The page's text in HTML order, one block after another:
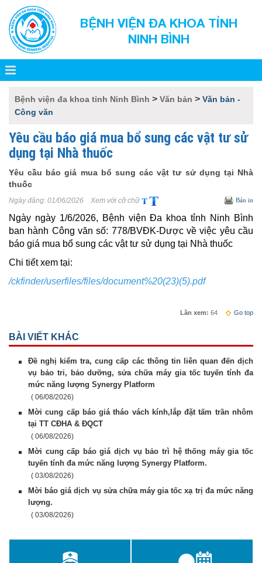
BỆNH VIỆN ĐA KHOA TỈNH
NINH BÌNH
Bệnh viện đa khoa tỉnh Ninh Bình > Văn bản > Văn bản -
Công văn
Yêu cầu báo giá mua bổ sung các vật tư sử
dụng tại Nhà thuốc
Yêu cầu báo giá mua bổ sung các vật tư sử dụng tại Nhà
thuốc
Ngày đăng: 01/06/2026 Xem với cỡ chữ Bản in
Ngày ngày 1/6/2026, Bệnh viện Đa khoa tỉnh Ninh Bình
ban hành Công văn số: 778/BVĐK-Dược về việc yêu cầu
báo giá mua bổ sung các vật tư sử dụng tại Nhà thuốc
Chi tiết xem tại:
/ckfinder/userfiles/files/document%20(23)(5).pdf
Lần xem: 64 Go top
BÀI VIẾT KHÁC
Đề nghị kiểm tra, cung cấp các thông tin liên quan đến dịch
vụ bảo tri, bảo dưỡng, sửa chữa máy gia tốc tuyến tính đa
mức năng lượng Synergy Platform
( 06/08/2026)
Mời cung cấp báo giá tháo vách kính,lắp đặt tấm trần nhôm
tại TT CĐHA & ĐQCT
( 06/08/2026)
Mời cung cấp báo giá dịch vụ bảo trì hệ thống máy gia tốc
tuyến tính đa mức năng lượng Synergy Platform.
( 03/08/2026)
Mời báo giá dịch vụ sửa chữa máy gia tốc xạ trị đa mức năng
lượng.
( 03/08/2026)